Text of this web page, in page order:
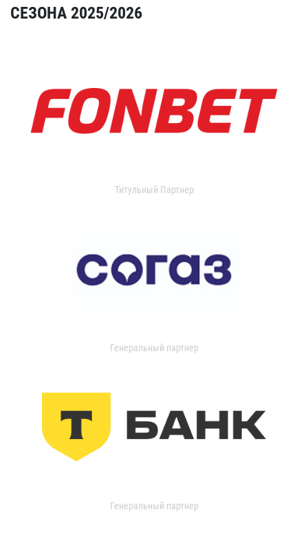
СЕЗОНА 2025/2026
Титульный Партнер
Генеральный партнер
Генеральный партнер